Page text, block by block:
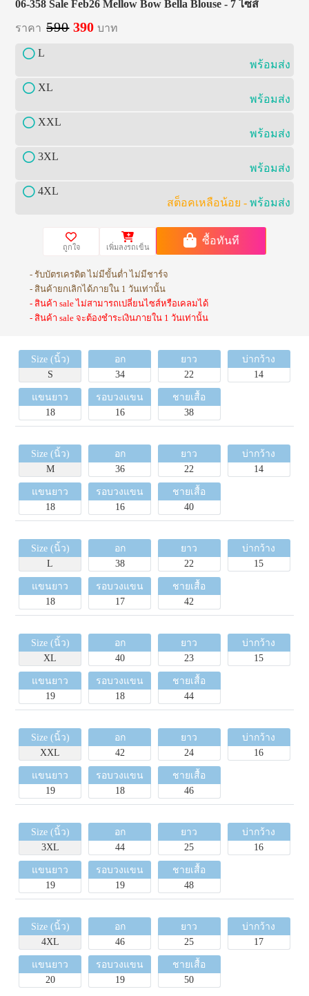
06-358 Sale Feb26 Mellow Bow Bella Blouse - 7 ไซส์
ราคา 590 390บาท
L
พร้อมส่ง
XL
พร้อมส่ง
XXL
พร้อมส่ง
3XL
พร้อมส่ง
4XL
สต็อคเหลือน้อย - พร้อมส่ง
ถูกใจ เพิ่มลงรถเข็น
ซื้อทันที
- รับบัตรเครดิต ไม่มีขั้นต่ำ ไม่มีชาร์จ
- สินค้ายกเลิกได้ภายใน 1 วันเท่านั้น
- สินค้า sale ไม่สามารถเปลี่ยนไซส์หรือเคลมได้
- สินค้า sale จะต้องชำระเงินภายใน 1 วันเท่านั้น
Size (นิ้ว)
S
อก
34
ยาว
22
บ่ากว้าง
14
แขนยาว
18
รอบวงแขน
16
ชายเสื้อ
38
Size (นิ้ว)
M
อก
36
ยาว
22
บ่ากว้าง
14
แขนยาว
18
รอบวงแขน
16
ชายเสื้อ
40
Size (นิ้ว)
L
อก
38
ยาว
22
บ่ากว้าง
15
แขนยาว
18
รอบวงแขน
17
ชายเสื้อ
42
Size (นิ้ว)
XL
อก
40
ยาว
23
บ่ากว้าง
15
แขนยาว
19
รอบวงแขน
18
ชายเสื้อ
44
Size (นิ้ว)
XXL
อก
42
ยาว
24
บ่ากว้าง
16
แขนยาว
19
รอบวงแขน
18
ชายเสื้อ
46
Size (นิ้ว)
3XL
อก
44
ยาว
25
บ่ากว้าง
16
แขนยาว
19
รอบวงแขน
19
ชายเสื้อ
48
Size (นิ้ว)
4XL
อก
46
ยาว
25
บ่ากว้าง
17
แขนยาว
20
รอบวงแขน
19
ชายเสื้อ
50